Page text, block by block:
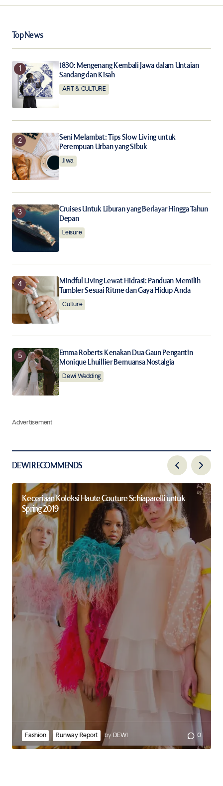
Your Name
Your E-mail*
Save my name, email, and website in this browser for
the next time I comment.
Notify me of new posts by email.
Submit Comment
Top News
1830: Mengenang Kembali Jawa dalam Untaian
Sandang dan Kisah
ART & CULTURE
Seni Melambat: Tips Slow Living untuk
Perempuan Urban yang Sibuk
Jiwa
Cruises Untuk Liburan yang Berlayar Hingga Tahun
Depan
Leisure
Mindful Living Lewat Hidrasi: Panduan Memilih
Tumbler Sesuai Ritme dan Gaya Hidup Anda
Culture
Emma Roberts Kenakan Dua Gaun Pengantin
Monique Lhuillier Bernuansa Nostalgia
Dewi Wedding
Advertisement
DEWI RECOMMENDS
Keceriaan Koleksi Haute Couture Schiaparelli untuk
Spring 2019
Fashion Runway Report by DEWI 0